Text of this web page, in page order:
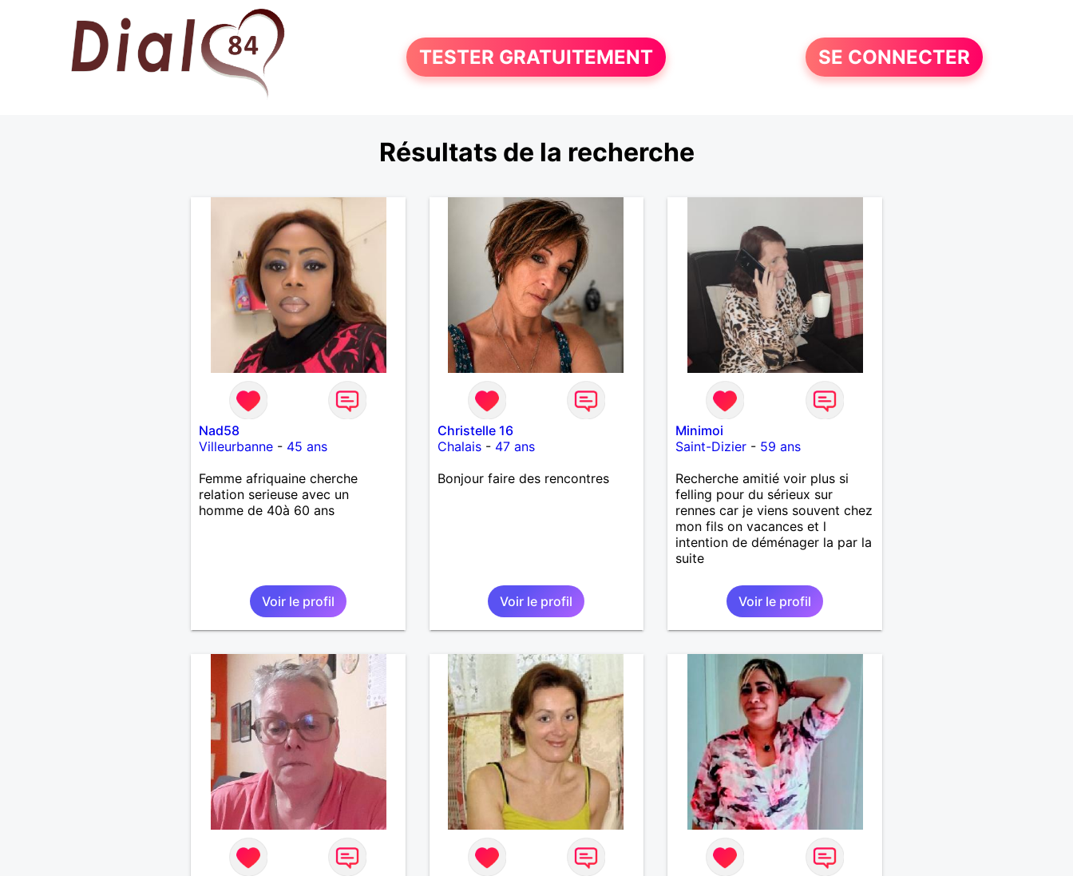
TESTER GRATUITEMENT SE CONNECTER
Résultats de la recherche
Nad58
Villeurbanne- 45 ans
Femme afriquaine cherche
relation serieuse avec un
homme de 40à 60 ans
Voir le profil
Christelle 16
Chalais- 47 ans
Bonjour faire des rencontres
Voir le profil
Minimoi
Saint-Dizier - 59 ans
Recherche amitié voir plus si
felling pour du sérieux sur
rennes car je viens souvent chez
mon fils on vacances et l
intention de déménager la par la
suite
Voir le profil